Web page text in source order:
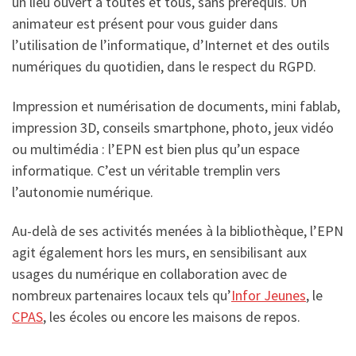
animateur est présent pour vous guider dans
l’utilisation de l’informatique, d’Internet et des outils
numériques du quotidien, dans le respect du RGPD.
Impression et numérisation de documents, mini fablab,
impression 3D, conseils smartphone, photo, jeux vidéo
ou multimédia : l’EPN est bien plus qu’un espace
informatique. C’est un véritable tremplin vers
l’autonomie numérique.
Au-delà de ses activités menées à la bibliothèque, l’EPN
agit également hors les murs, en sensibilisant aux
usages du numérique en collaboration avec de
nombreux partenaires locaux tels qu’Infor Jeunes, le
CPAS, les écoles ou encore les maisons de repos.